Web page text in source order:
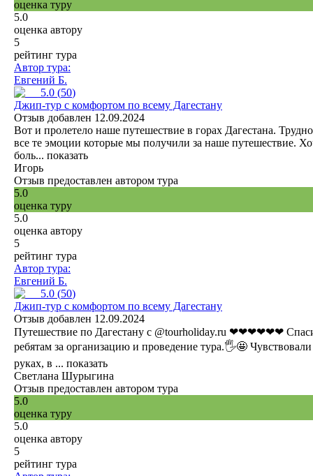
оценка туру
5.0
оценка автору
5
рейтинг тура
Автор тура:
Евгений Б.
5.0 (50)
Джип-тур с комфортом по всему Дагестану
Отзыв добавлен 12.09.2024
Вот и пролетело наше путешествие в горах Дагестана.
все те эмоции которые мы получили за наше путешествие.
боль... показать
Игорь
Отзыв предоставлен автором тура
5.0
оценка туру
5.0
оценка автору
5
рейтинг тура
Автор тура:
Евгений Б.
5.0 (50)
Джип-тур с комфортом по всему Дагестану
Отзыв добавлен 12.09.2024
Путешeствие по Дагестану с @tourholiday.ru ❤❤❤❤❤❤
ребятам за организацию и проведение тура.🖐🤩
руках, в ... показать
Светлана Шурыгина
Отзыв предоставлен автором тура
5.0
оценка туру
5.0
оценка автору
5
рейтинг тура